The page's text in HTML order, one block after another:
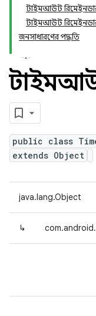
টাইমআউট
টাইমআউট
জনসাধারণের পদ্ধতি
public class
extends Object
java.lang.Object
↳